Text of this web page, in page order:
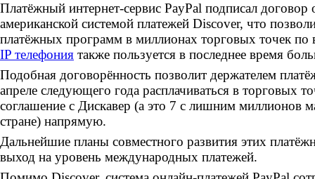
Платёжный интернет-сервис PayPal подписал договор
американской системой платежей Discover, что
платёжных программ в миллионах торговых точек по
IP телефония также пользуется в последнее время
Подобная договорённость позволит держателем
апреле следующего года расплачиваться в торговых
соглашение с Дискавер (а это 7 с лишним миллионов
стране) напрямую.
Дальнейшие планы совместного развития этих
выход на уровень международных платежей.